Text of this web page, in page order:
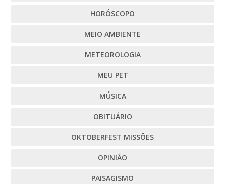
HORÓSCOPO
MEIO AMBIENTE
METEOROLOGIA
MEU PET
MÚSICA
OBITUÁRIO
OKTOBERFEST MISSÕES
OPINIÃO
PAISAGISMO